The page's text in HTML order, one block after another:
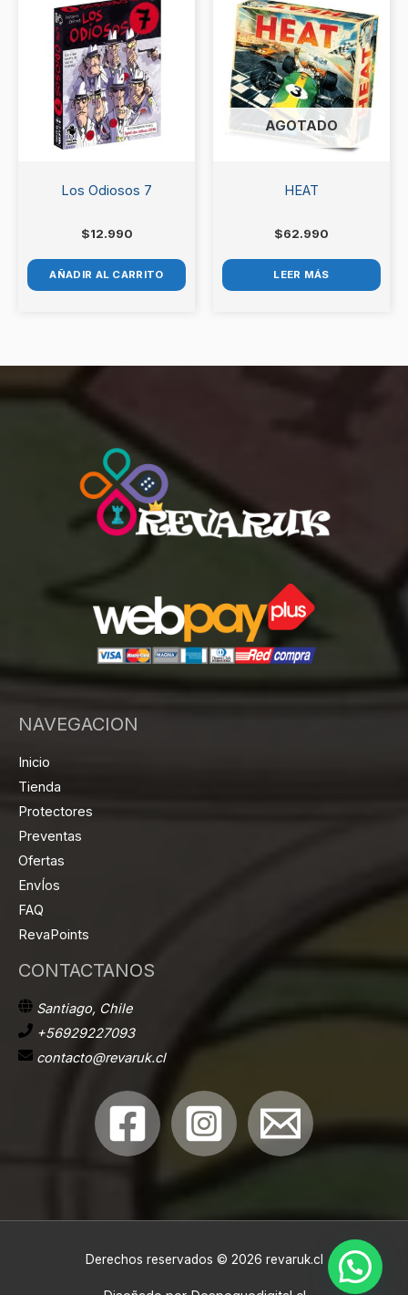
Los Odiosos 7
$12.990
AÑADIR AL CARRITO
AGOTADO
HEAT
$62.990
LEER MÁS
NAVEGACION
Inicio
Tienda
Protectores
Preventas
Ofertas
EnvÍos
FAQ
RevaPoints
CONTACTANOS
Santiago, Chile
+56929227093
contacto@revaruk.cl
Derechos reservados © 2026 revaruk.cl